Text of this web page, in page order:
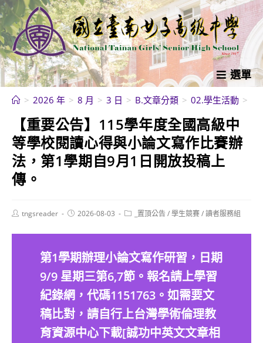
跳
轉
至
主
要
內
選單
> 2026 年 > 8 月 > 3 日 > B.文章分類 > 02.學生活動 >
【重要公告】115學年度全國高級中
等學校閱讀心得與小論文寫作比賽辦
法，第1學期自9月1日開放投稿上
傳。
Posttngsreader
Post2026-08-03
Post _置頂公告/學生競賽/讀者服務組
第1學期辦理小論文寫作研習，日期
9/9 星期三第6,7節。報名請上學習
紀錄網，代碼1151763。如需要文
稿比對，請自行上台灣學術倫理教
育資源中心下載[誠功中英文文章相